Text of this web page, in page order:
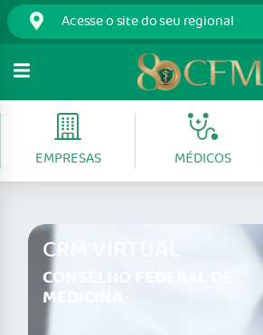
EMPRESAS MÉDICOS
CRM VIRTUAL
CONSELHO FEDERAL DE
MEDICINA